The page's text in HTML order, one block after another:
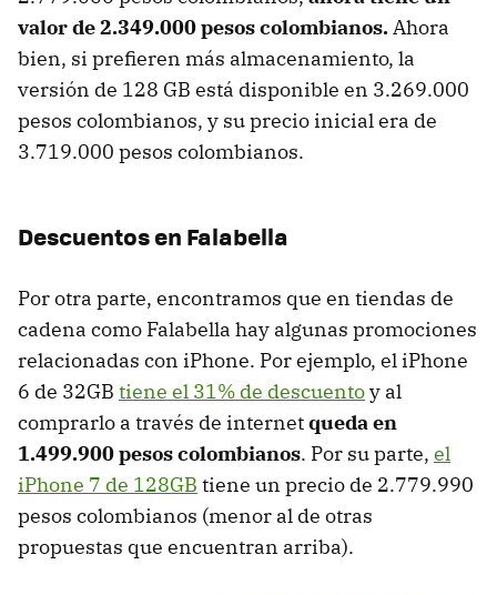
valor de 2.349.000 pesos colombianos.Ahora
bien, si prefieren más almacenamiento, la
versión de 128 GB está disponible en 3.269.000
pesos colombianos, y su precio inicial era de
3.719.000 pesos colombianos.
Descuentos en Falabella
Por otra parte, encontramos que en tiendas de
cadena como Falabella hay algunas promociones
relacionadas con iPhone. Por ejemplo, el iPhone
6 de 32GB tiene el 31% de descuentoy al
comprarlo a través de internetqueda en
1.499.900 pesos colombianos. Por su parte, el
iPhone 7 de 128GB tiene un precio de 2.779.990
pesos colombianos (menor al de otras
propuestas que encuentran arriba).